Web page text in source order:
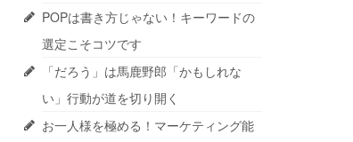
POPは書き方じゃない！キーワードの
選定こそコツです
「だろう」は馬鹿野郎「かもしれな
い」行動が道を切り開く
お一人様を極める！マーケティング能